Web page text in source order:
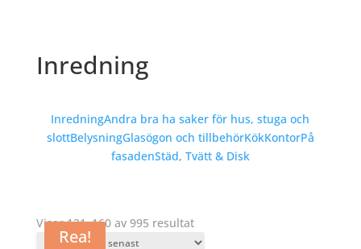
Inredning
InredningAndra bra ha saker för hus, stuga och
slottBelysningGlasögon och tillbehörKökKontorPå
fasadenStäd, Tvätt & Disk
Visar 121–160 av 995 resultatSortera
efter
Rea!
Rea!